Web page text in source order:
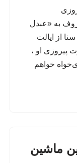
به «عبدل
از ایالت
پیروزی او ،
خواهم
ماشین